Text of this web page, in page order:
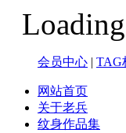
会员中心 | TAG
网站首页
关于老兵
纹身作品集